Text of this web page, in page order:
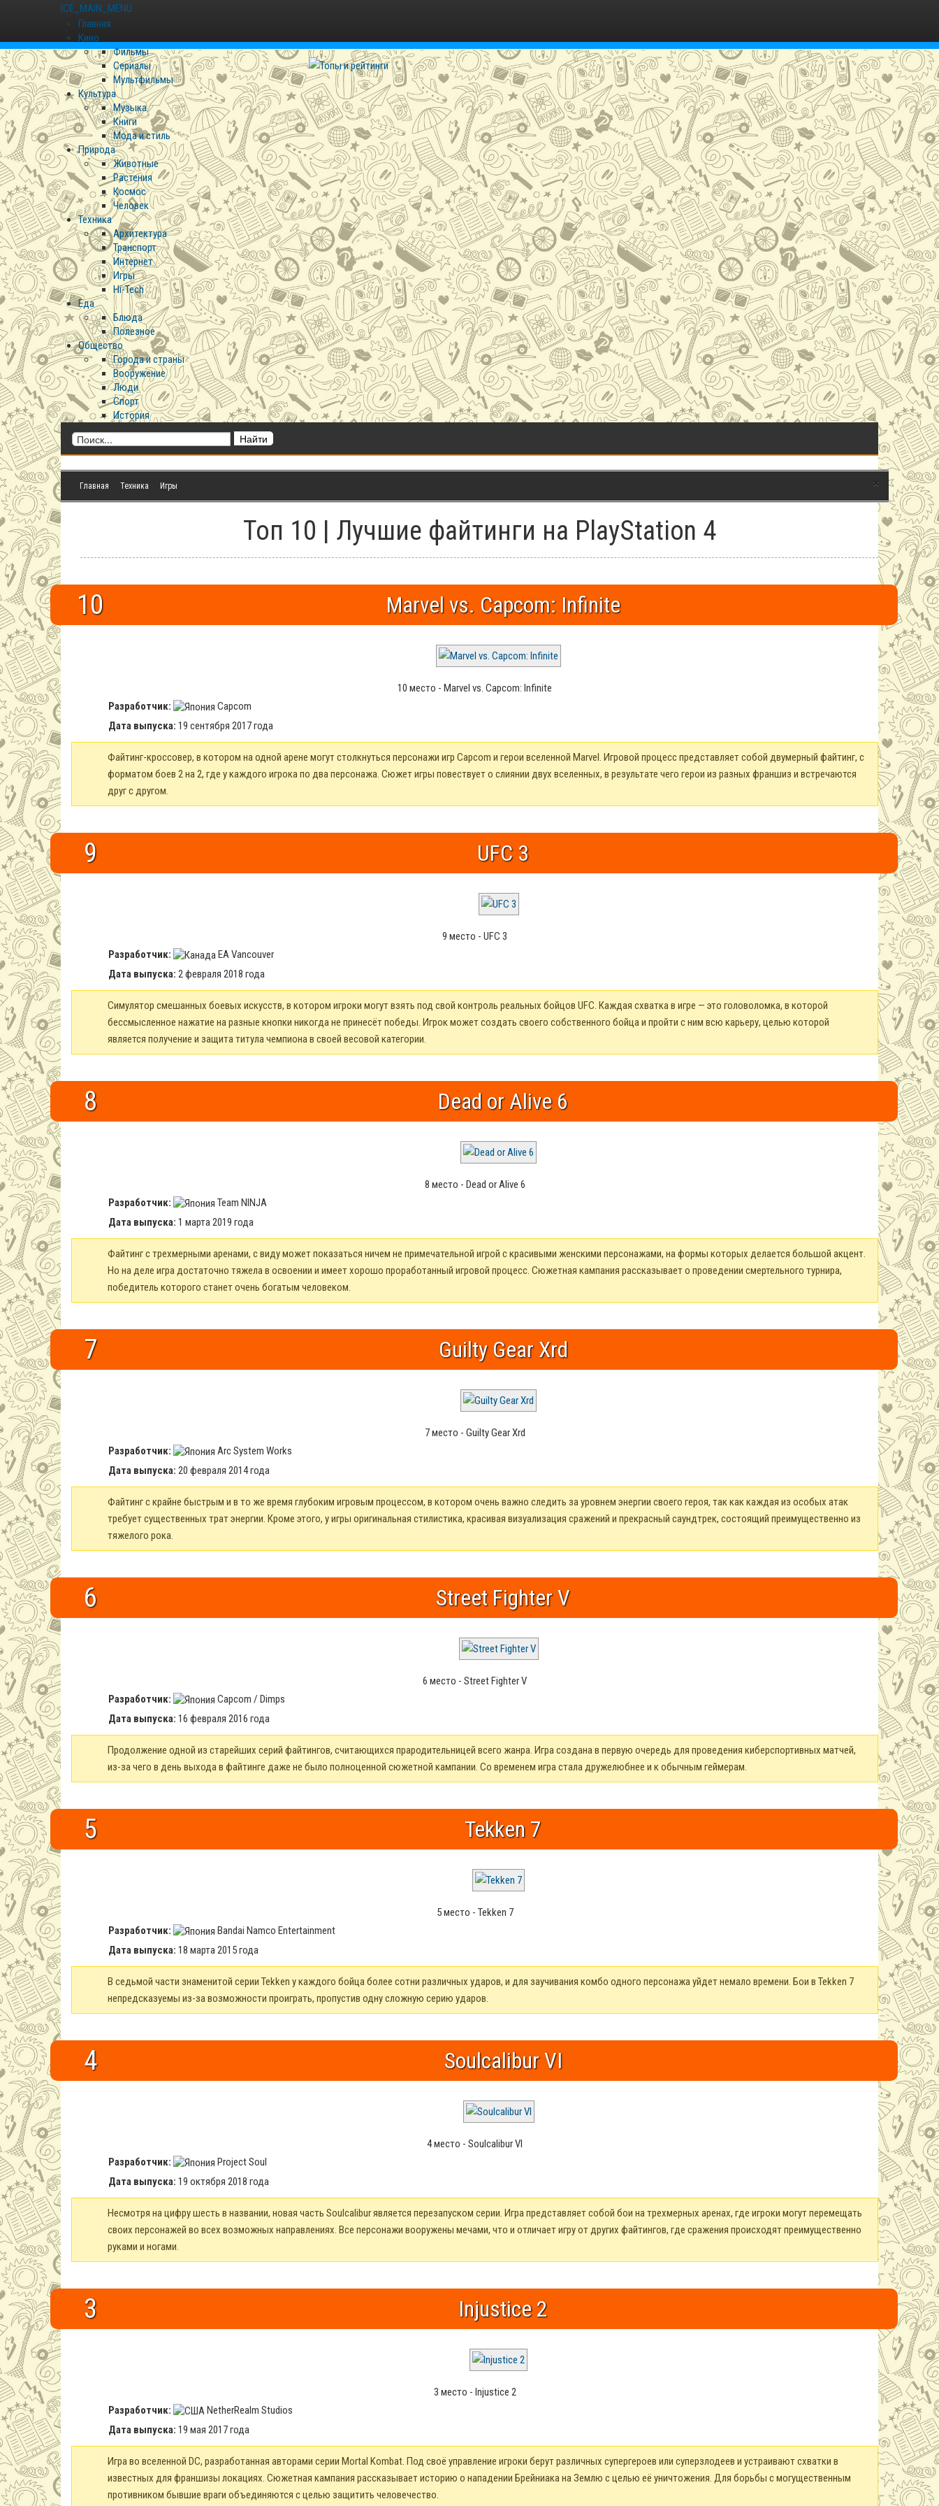
ICE_MAIN_MENU
Главная
Кино
Фильмы
Сериалы
Мультфильмы
Культура
Музыка
Книги
Мода и стиль
Природа
Животные
Растения
Космос
Человек
Техника
Архитектура
Транспорт
Интернет
Игры
Hi-Tech
Еда
Блюда
Полезное
Общество
Города и страны
Вооружение
Люди
Спорт
История
×
Главная Техника Игры
Топ 10 | Лучшие файтинги на PlayStation 4
10 Marvel vs. Capcom: Infinite
10 место - Marvel vs. Capcom: Infinite
Разработчик:
Capcom
Дата выпуска: 19 сентября 2017 года
Файтинг-кроссовер, в котором на одной арене могут столкнуться персонажи игр Capcom и герои вселенной Marvel. Игровой процесс представляет собой двумерный файтинг, с
форматом боев 2 на 2, где у каждого игрока по два персонажа. Сюжет игры повествует о слиянии двух вселенных, в результате чего герои из разных франшиз и встречаются
друг с другом.
9 UFC 3
9 место - UFC 3
Разработчик:
EA Vancouver
Дата выпуска: 2 февраля 2018 года
Симулятор смешанных боевых искусств, в котором игроки могут взять под свой контроль реальных бойцов UFC. Каждая схватка в игре — это головоломка, в которой
бессмысленное нажатие на разные кнопки никогда не принесёт победы. Игрок может создать своего собственного бойца и пройти с ним всю карьеру, целью которой
является получение и защита титула чемпиона в своей весовой категории.
8 Dead or Alive 6
8 место - Dead or Alive 6
Разработчик:
Team NINJA
Дата выпуска: 1 марта 2019 года
Файтинг с трехмерными аренами, с виду может показаться ничем не примечательной игрой с красивыми женскими персонажами, на формы которых делается большой акцент.
Но на деле игра достаточно тяжела в освоении и имеет хорошо проработанный игровой процесс. Сюжетная кампания рассказывает о проведении смертельного турнира,
победитель которого станет очень богатым человеком.
7 Guilty Gear Xrd
7 место - Guilty Gear Xrd
Разработчик:
Arc System Works
Дата выпуска: 20 февраля 2014 года
Файтинг с крайне быстрым и в то же время глубоким игровым процессом, в котором очень важно следить за уровнем энергии своего героя, так как каждая из особых атак
требует существенных трат энергии. Кроме этого, у игры оригинальная стилистика, красивая визуализация сражений и прекрасный саундтрек, состоящий преимущественно из
тяжелого рока.
6 Street Fighter V
6 место - Street Fighter V
Разработчик:
Capcom / Dimps
Дата выпуска: 16 февраля 2016 года
Продолжение одной из старейших серий файтингов, считающихся прародительницей всего жанра. Игра создана в первую очередь для проведения киберспортивных матчей,
из-за чего в день выхода в файтинге даже не было полноценной сюжетной кампании. Со временем игра стала дружелюбнее и к обычным геймерам.
5 Tekken 7
5 место - Tekken 7
Разработчик:
Bandai Namco Entertainment
Дата выпуска: 18 марта 2015 года
В седьмой части знаменитой серии Tekken у каждого бойца более сотни различных ударов, и для заучивания комбо одного персонажа уйдет немало времени. Бои в Tekken 7
непредсказуемы из-за возможности проиграть, пропустив одну сложную серию ударов.
4 Soulcalibur VI
4 место - Soulcalibur VI
Разработчик:
Project Soul
Дата выпуска: 19 октября 2018 года
Несмотря на цифру шесть в названии, новая часть Soulcalibur является перезапуском серии. Игра представляет собой бои на трехмерных аренах, где игроки могут перемещать
своих персонажей во всех возможных направлениях. Все персонажи вооружены мечами, что и отличает игру от других файтингов, где сражения происходят преимущественно
руками и ногами.
3 Injustice 2
3 место - Injustice 2
Разработчик:
NetherRealm Studios
Дата выпуска: 19 мая 2017 года
Игра во вселенной DC, разработанная авторами серии Mortal Kombat. Под своё управление игроки берут различных супергероев или суперзлодеев и устраивают схватки в
известных для франшизы локациях. Сюжетная кампания рассказывает историю о нападении Брейниака на Землю с целью её уничтожения. Для борьбы с могущественным
противником бывшие враги объединяются с целью защитить человечество.